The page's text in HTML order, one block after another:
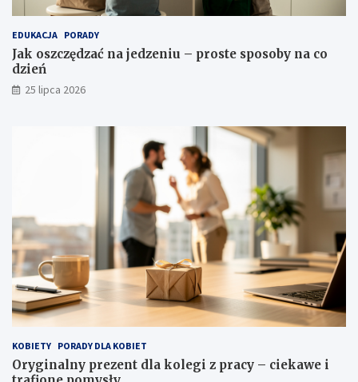
EDUKACJA PORADY
Jak oszczędzać na jedzeniu – proste sposoby na co
dzień
25 lipca 2026
KOBIETY PORADY DLA KOBIET
Oryginalny prezent dla kolegi z pracy – ciekawe i